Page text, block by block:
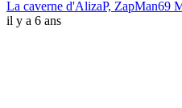
La caverne d'AlizaP, ZapMan69
il y a 6 ans